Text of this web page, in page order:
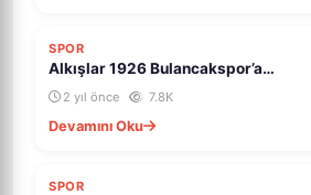
SPOR
Alkışlar 1926 Bulancakspor’a…
2 yıl önce 7.8K
Devamını Oku
SPOR